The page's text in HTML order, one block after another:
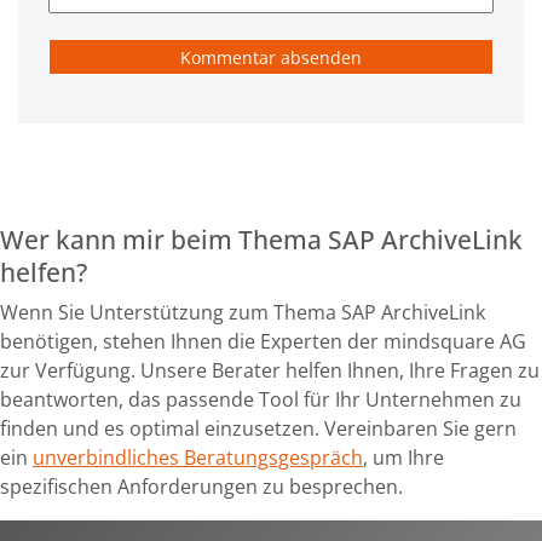
Wer kann mir beim Thema SAP ArchiveLink
helfen?
Wenn Sie Unterstützung zum Thema SAP ArchiveLink
benötigen, stehen Ihnen die Experten der mindsquare AG
zur Verfügung. Unsere Berater helfen Ihnen, Ihre Fragen zu
beantworten, das passende Tool für Ihr Unternehmen zu
finden und es optimal einzusetzen. Vereinbaren Sie gern
ein unverbindliches Beratungsgespräch, um Ihre
spezifischen Anforderungen zu besprechen.